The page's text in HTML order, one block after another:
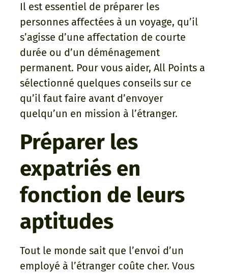
Il est essentiel de préparer les
personnes affectées à un voyage, qu’il
s’agisse d’une affectation de courte
durée ou d’un déménagement
permanent. Pour vous aider, All Points a
sélectionné quelques conseils sur ce
qu’il faut faire avant d’envoyer
quelqu’un en mission à l’étranger.
Préparer les
expatriés en
fonction de leurs
aptitudes
Tout le monde sait que l’envoi d’un
employé à l’étranger coûte cher. Vous